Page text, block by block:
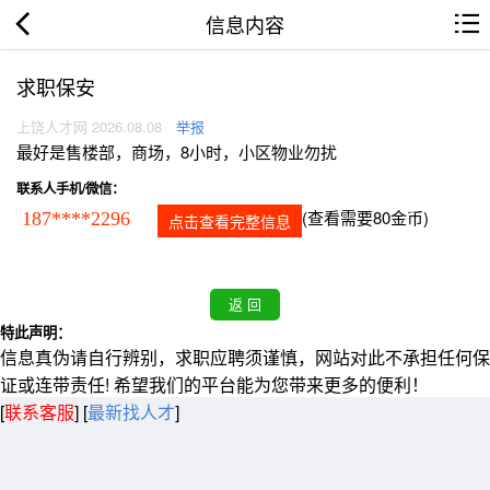
信息内容
求职保安
上饶人才网 2026.08.08 举报
最好是售楼部，商场，8小时，小区物业勿扰
联系人手机/微信：
187****2296 点击查看完整信息 (查看需要80金币)
特此声明：
信息真伪请自行辨别，求职应聘须谨慎，网站对此不承担任何保
证或连带责任! 希望我们的平台能为您带来更多的便利！
[联系客服] [最新找人才]